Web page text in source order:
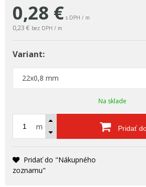
0,28 € s DPH / m
0,23 € bez DPH / m
Variant:
22x0,8 mm
Na sklade
m Pridať
Pridať do "Nákupného
zoznamu"